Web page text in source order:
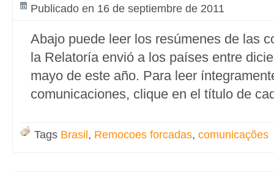
Publicado en 16 de septiembre de 2011
Abajo puede leer los resúmenes de las
la Relatoría envió a los países entre
mayo de este año. Para leer
comunicaciones, clique en el título de
Tags Brasil , Remocoes forcadas, comunicações